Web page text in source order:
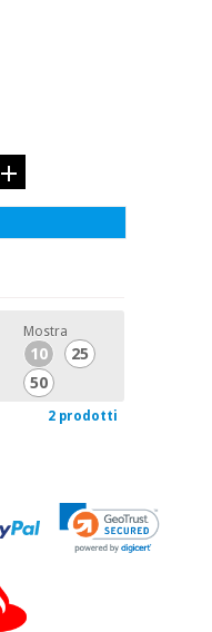
Mostra
10
25
50
2 prodotti